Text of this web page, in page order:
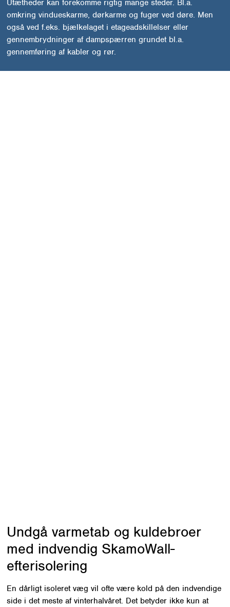
Utætheder kan forekomme rigtig mange steder. Bl.a.
omkring vindueskarme, dørkarme og fuger ved døre. Men
også ved f.eks. bjælkelaget i etageadskillelser eller
gennembrydninger af dampspærren grundet bl.a.
gennemføring af kabler og rør.
Undgå varmetab og kuldebroer
med indvendig SkamoWall-
efterisolering
En dårligt isoleret væg vil ofte være kold på den indvendige
side i det meste af vinterhalvåret. Det betyder ikke kun at